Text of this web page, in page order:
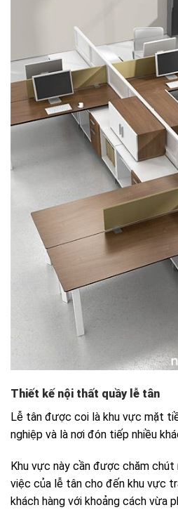
Thiết kế nội thất quầy lễ tân
Lễ tân được coi là khu vực mặt
nghiệp và là nơi đón tiếp nhiều
Khu vực này cần được chăm
việc của lễ tân cho đến khu vực
khách hàng với khoảng cách vừa